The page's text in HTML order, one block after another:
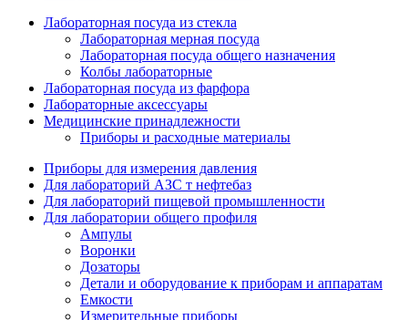
Лабораторная посуда из стекла
Лабораторная мерная посуда
Лабораторная посуда общего назначения
Колбы лабораторные
Лабораторная посуда из фарфора
Лабораторные аксессуары
Медицинские принадлежности
Приборы и расходные материалы
Приборы для измерения давления
Для лабораторий АЗС т нефтебаз
Для лабораторий пищевой промышленности
Для лаборатории общего профиля
Ампулы
Воронки
Дозаторы
Детали и оборудование к приборам и аппаратам
Емкости
Измерительные приборы